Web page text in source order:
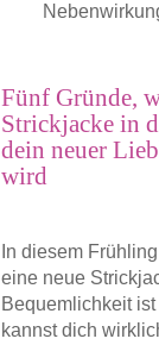
Fünf Gründe,
Strickjacke in
dein neuer
wird
In diesem
eine neue
Bequemlichkeit
kannst dich